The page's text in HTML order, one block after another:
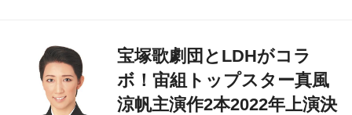
宝塚歌劇団とLDHがコラ
ボ！宙組トップスター真風
涼帆主演作2本2022年上演決